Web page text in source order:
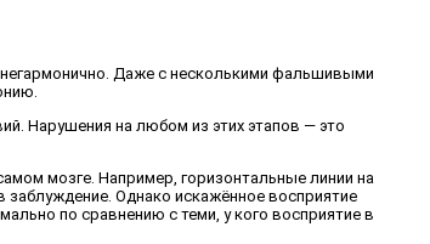
негармонично. Даже с несколькими фальшивыми
Нарушения на любом из этих этапов — это
мозге. Например, горизонтальные линии на
Однако искажённое восприятие
по сравнению с теми, у кого восприятие в